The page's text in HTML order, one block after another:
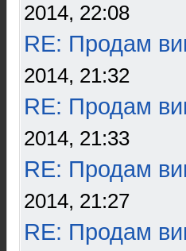
2014, 22:08
RE: Продам
2014, 21:32
RE: Продам
2014, 21:33
RE: Продам
2014, 21:27
RE: Продам